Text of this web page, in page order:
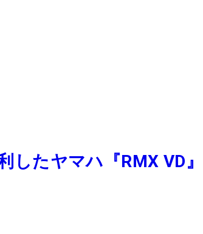
したヤマハ『RMX VD